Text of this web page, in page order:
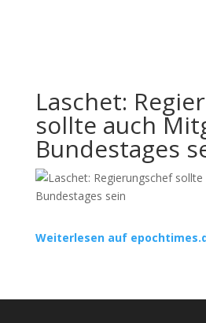
Laschet:
sollte auch
Bundestages
Weiterlesen auf